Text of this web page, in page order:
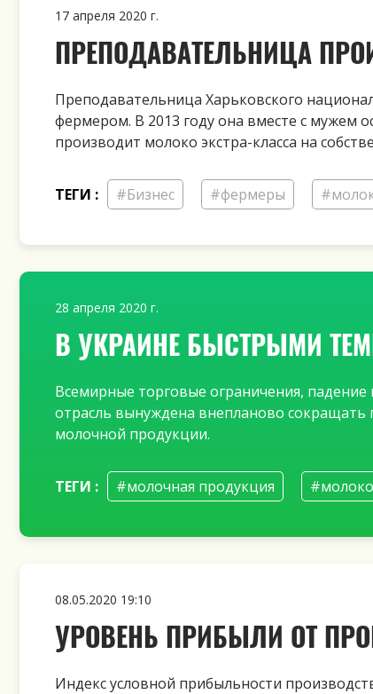
17 апреля 2020 г.
ПРЕПОДАВАТЕЛЬНИЦА
Преподавательница Харьковского
фермером. В 2013 году она вместе с мужем
производит молоко экстра-класса на
ТЕГИ : #Бизнес #фермеры
28 апреля 2020 г.
В УКРАИНЕ БЫСТРЫМИ
Всемирные торговые ограничения,
отрасль вынуждена внепланово
молочной продукции.
ТЕГИ : #молочная продукция #молоко
08.05.2020 19:10
УРОВЕНЬ ПРИБЫЛИ ОТ
Индекс условной прибыльности